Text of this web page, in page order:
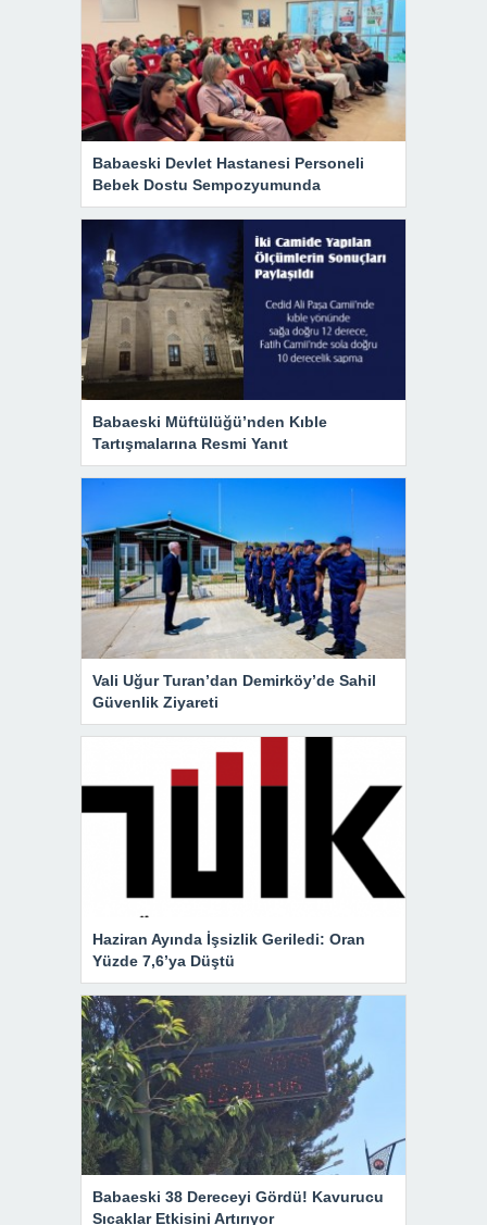
Babaeski Devlet Hastanesi Personeli
Bebek Dostu Sempozyumunda
Babaeski Müftülüğü’nden Kıble
Tartışmalarına Resmi Yanıt
Vali Uğur Turan’dan Demirköy’de Sahil
Güvenlik Ziyareti
Haziran Ayında İşsizlik Geriledi: Oran
Yüzde 7,6’ya Düştü
Babaeski 38 Dereceyi Gördü! Kavurucu
Sıcaklar Etkisini Artırıyor